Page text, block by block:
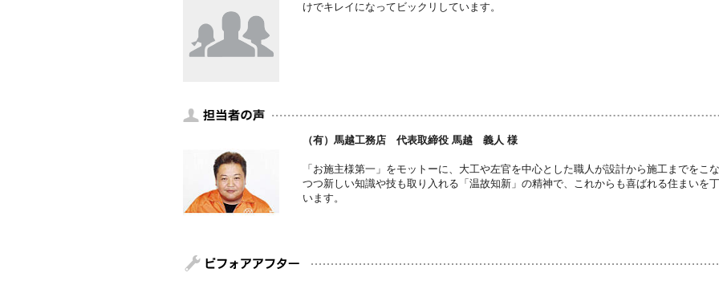
けでキレイになってビックリしています。
（有）馬越工務店 代表取締役 馬越 義人 様
「お施主様第一」をモットーに、大工や左官を中心とした職人が設計から施工までをこ
つつ新しい知識や技も取り入れる「温故知新」の精神で、これからも喜ばれる住まいを
います。